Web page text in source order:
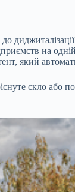
на
який
скло або